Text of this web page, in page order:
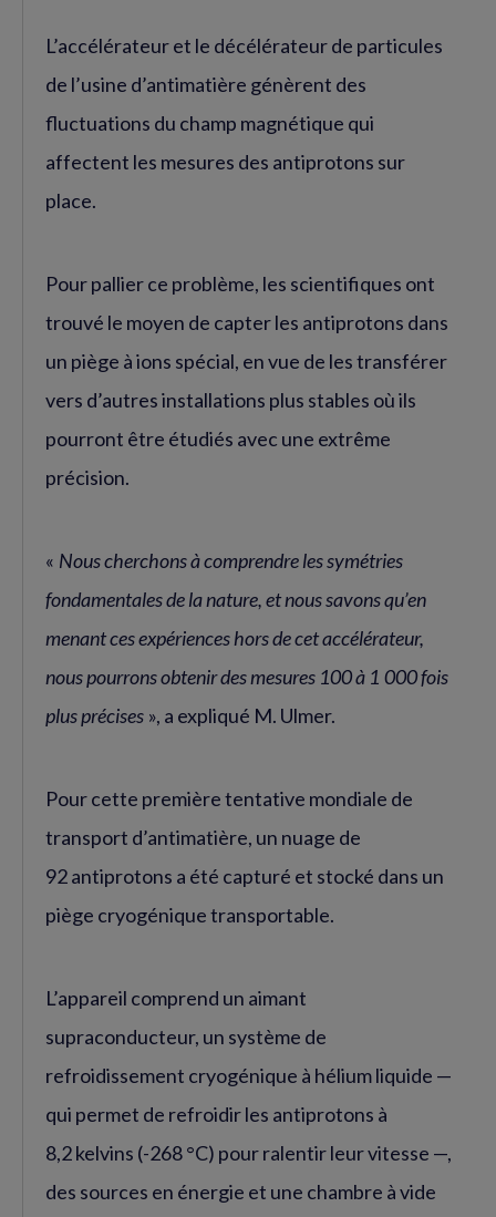
L’accélérateur et le décélérateur de particules
de l’usine d’antimatière génèrent des
fluctuations du champ magnétique qui
affectent les mesures des antiprotons sur
place.
Pour pallier ce problème, les scientifiques ont
trouvé le moyen de capter les antiprotons dans
un piège à ions spécial, en vue de les transférer
vers d’autres installations plus stables où ils
pourront être étudiés avec une extrême
précision.
« Nous cherchons à comprendre les symétries
fondamentales de la nature, et nous savons qu’en
menant ces expériences hors de cet accélérateur,
nous pourrons obtenir des mesures 100 à 1 000 fois
plus précises », a expliqué M. Ulmer.
Pour cette première tentative mondiale de
transport d’antimatière, un nuage de
92 antiprotons a été capturé et stocké dans un
piège cryogénique transportable.
L’appareil comprend un aimant
supraconducteur, un système de
refroidissement cryogénique à hélium liquide —
qui permet de refroidir les antiprotons à
8,2 kelvins (-268 °C) pour ralentir leur vitesse —,
des sources en énergie et une chambre à vide